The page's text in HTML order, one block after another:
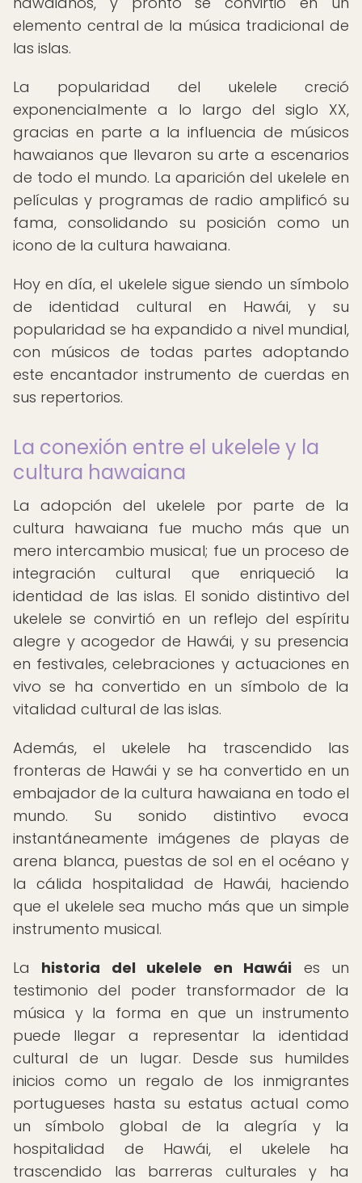
elemento central de la música tradicional de
las islas.
La popularidad del ukelele creció
exponencialmente a lo largo del siglo XX,
gracias en parte a la influencia de músicos
hawaianos que llevaron su arte a escenarios
de todo el mundo. La aparición del ukelele en
películas y programas de radio amplificó su
fama, consolidando su posición como un
icono de la cultura hawaiana.
Hoy en día, el ukelele sigue siendo un símbolo
de identidad cultural en Hawái, y su
popularidad se ha expandido a nivel mundial,
con músicos de todas partes adoptando
este encantador instrumento de cuerdas en
sus repertorios.
La conexión entre el ukelele y la
cultura hawaiana
La adopción del ukelele por parte de la
cultura hawaiana fue mucho más que un
mero intercambio musical; fue un proceso de
integración cultural que enriqueció la
identidad de las islas. El sonido distintivo del
ukelele se convirtió en un reflejo del espíritu
alegre y acogedor de Hawái, y su presencia
en festivales, celebraciones y actuaciones en
vivo se ha convertido en un símbolo de la
vitalidad cultural de las islas.
Además, el ukelele ha trascendido las
fronteras de Hawái y se ha convertido en un
embajador de la cultura hawaiana en todo el
mundo. Su sonido distintivo evoca
instantáneamente imágenes de playas de
arena blanca, puestas de sol en el océano y
la cálida hospitalidad de Hawái, haciendo
que el ukelele sea mucho más que un simple
instrumento musical.
La historia del ukelele en Hawái es un
testimonio del poder transformador de la
música y la forma en que un instrumento
puede llegar a representar la identidad
cultural de un lugar. Desde sus humildes
inicios como un regalo de los inmigrantes
portugueses hasta su estatus actual como
un símbolo global de la alegría y la
hospitalidad de Hawái, el ukelele ha
trascendido las barreras culturales y ha